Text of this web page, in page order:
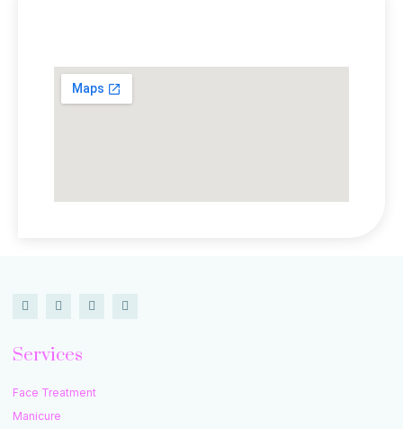
Services
Face Treatment
Manicure